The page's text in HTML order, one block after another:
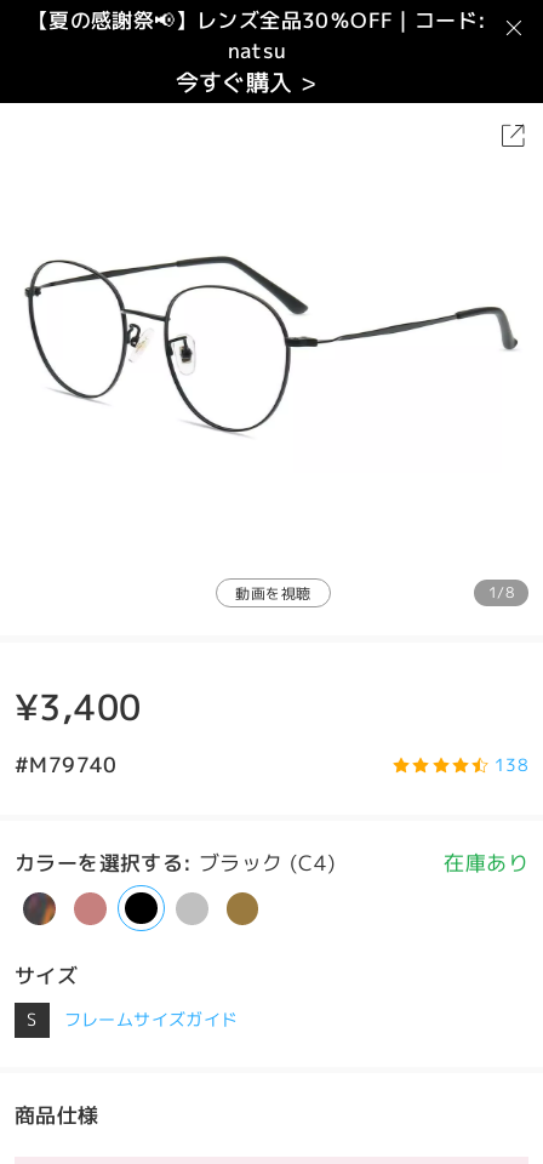
【夏の感謝祭📢】レンズ全品30％OFF｜コード:
natsu
今すぐ購入 >
動画を視聴 1/8
¥3,400
#M79740 138
カラーを選択する: ブラック (C4) 在庫あり
サイズ
S フレームサイズガイド
商品仕様